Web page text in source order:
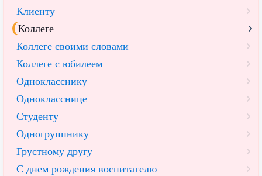
Клиенту
Коллеге
Коллеге своими словами
Коллеге с юбилеем
Однокласснику
Однокласснице
Студенту
Одногруппнику
Грустному другу
С днем рождения воспитателю